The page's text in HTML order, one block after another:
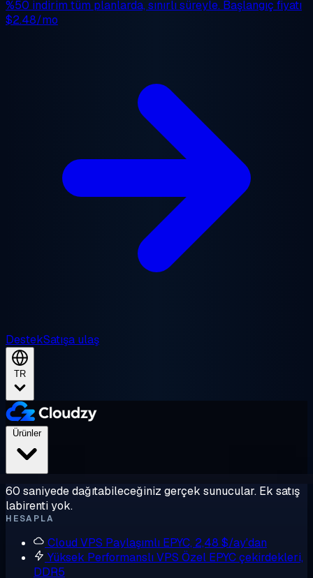
%50 indirim tüm planlarda, sınırlı süreyle. Başlangıç fiyatı
$2.48/mo
DestekSatışa ulaş
TR
Ürünler
60 saniyede dağıtabileceğiniz gerçek sunucular. Ek satış
labirenti yok.
HESAPLA
Cloud VPS Paylaşımlı EPYC, 2,48 $/ay'dan
Yüksek Performanslı VPS Özel EPYC çekirdekleri,
DDR5